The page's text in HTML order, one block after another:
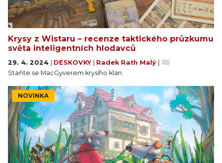
Krysy z Wistaru – recenze taktického průzkumu
světa inteligentních hlodavců
29. 4. 2024 DESKOVKY Radek Rath Malý
Staňte se MacGyverem krysího klan.
NOVINKA